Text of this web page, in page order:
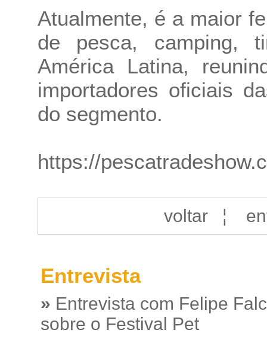
Atualmente, é a maior
de pesca, camping,
América Latina,
importadores oficiais
do segmento.
https://
voltar¦
Entrevista
» Entrevista com Felipe
sobre o Festival Pet